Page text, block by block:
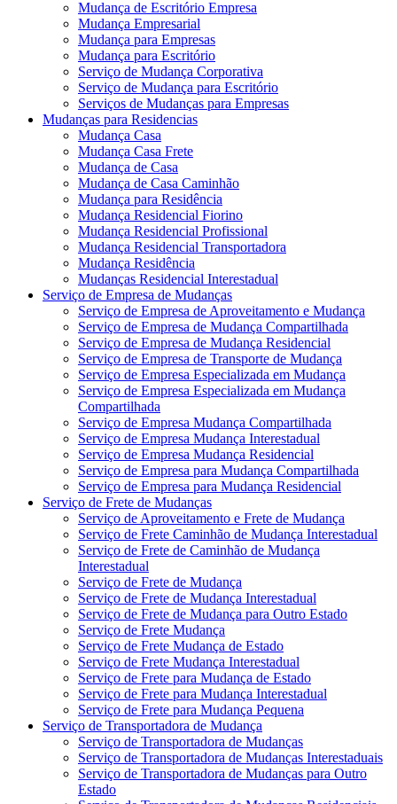
Mudança de Escritório Empresa
Mudança Empresarial
Mudança para Empresas
Mudança para Escritório
Serviço de Mudança Corporativa
Serviço de Mudança para Escritório
Serviços de Mudanças para Empresas
Mudanças para Residencias
Mudança Casa
Mudança Casa Frete
Mudança de Casa
Mudança de Casa Caminhão
Mudança para Residência
Mudança Residencial Fiorino
Mudança Residencial Profissional
Mudança Residencial Transportadora
Mudança Residência
Mudanças Residencial Interestadual
Serviço de Empresa de Mudanças
Serviço de Empresa de Aproveitamento e Mudança
Serviço de Empresa de Mudança Compartilhada
Serviço de Empresa de Mudança Residencial
Serviço de Empresa de Transporte de Mudança
Serviço de Empresa Especializada em Mudança
Serviço de Empresa Especializada em Mudança
Compartilhada
Serviço de Empresa Mudança Compartilhada
Serviço de Empresa Mudança Interestadual
Serviço de Empresa Mudança Residencial
Serviço de Empresa para Mudança Compartilhada
Serviço de Empresa para Mudança Residencial
Serviço de Frete de Mudanças
Serviço de Aproveitamento e Frete de Mudança
Serviço de Frete Caminhão de Mudança Interestadual
Serviço de Frete de Caminhão de Mudança
Interestadual
Serviço de Frete de Mudança
Serviço de Frete de Mudança Interestadual
Serviço de Frete de Mudança para Outro Estado
Serviço de Frete Mudança
Serviço de Frete Mudança de Estado
Serviço de Frete Mudança Interestadual
Serviço de Frete para Mudança de Estado
Serviço de Frete para Mudança Interestadual
Serviço de Frete para Mudança Pequena
Serviço de Transportadora de Mudança
Serviço de Transportadora de Mudanças
Serviço de Transportadora de Mudanças Interestaduais
Serviço de Transportadora de Mudanças para Outro
Estado